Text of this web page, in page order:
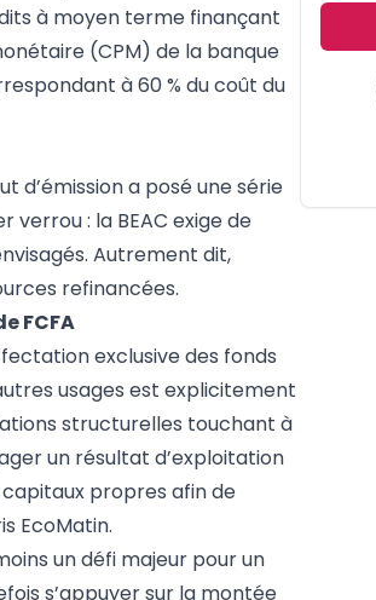
à moyen terme finançant
(CPM) de la banque
à 60 % du coût du
d’émission a posé une série
: la BEAC exige de
Autrement dit,
refinancées.
FCFA
exclusive des fonds
usages est explicitement
structurelles touchant à
un résultat d’exploitation
capitaux propres afin de
EcoMatin.
un défi majeur pour un
s’appuyer sur la montée